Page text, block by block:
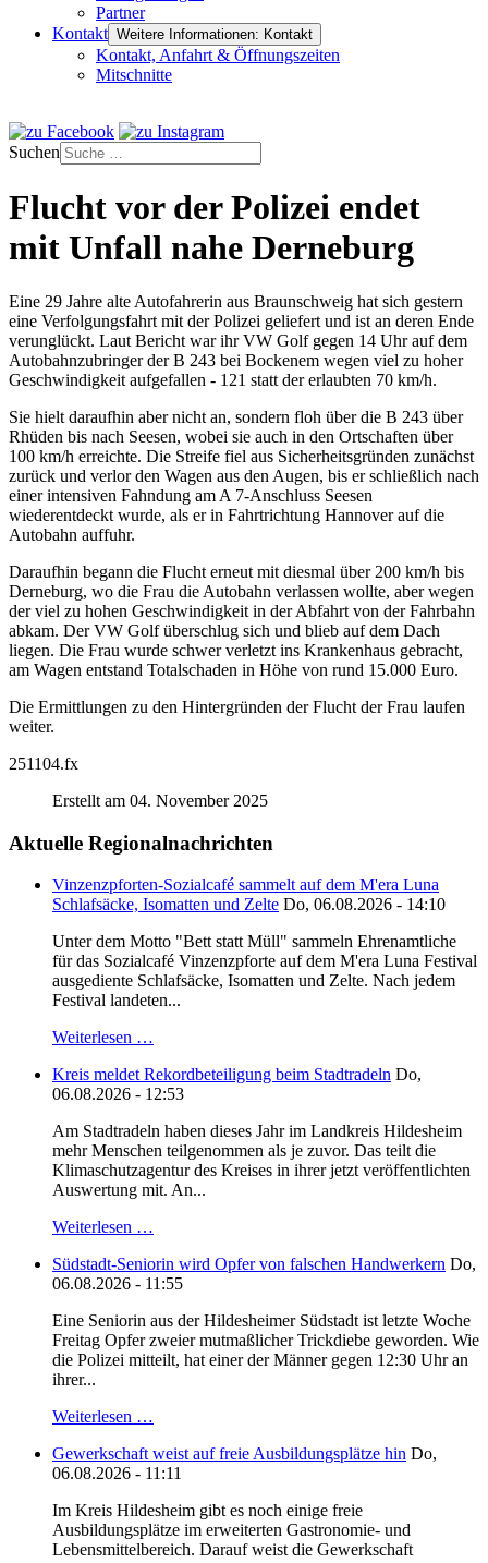
Partner
Kontakt Weitere Informationen: Kontakt
Kontakt, Anfahrt & Öffnungszeiten
Mitschnitte
Suchen
Flucht vor der Polizei endet
mit Unfall nahe Derneburg
Eine 29 Jahre alte Autofahrerin aus Braunschweig hat sich gestern
eine Verfolgungsfahrt mit der Polizei geliefert und ist an deren Ende
verunglückt. Laut Bericht war ihr VW Golf gegen 14 Uhr auf dem
Autobahnzubringer der B 243 bei Bockenem wegen viel zu hoher
Geschwindigkeit aufgefallen - 121 statt der erlaubten 70 km/h.
Sie hielt daraufhin aber nicht an, sondern floh über die B 243 über
Rhüden bis nach Seesen, wobei sie auch in den Ortschaften über
100 km/h erreichte. Die Streife fiel aus Sicherheitsgründen zunächst
zurück und verlor den Wagen aus den Augen, bis er schließlich nach
einer intensiven Fahndung am A 7-Anschluss Seesen
wiederentdeckt wurde, als er in Fahrtrichtung Hannover auf die
Autobahn auffuhr.
Daraufhin begann die Flucht erneut mit diesmal über 200 km/h bis
Derneburg, wo die Frau die Autobahn verlassen wollte, aber wegen
der viel zu hohen Geschwindigkeit in der Abfahrt von der Fahrbahn
abkam. Der VW Golf überschlug sich und blieb auf dem Dach
liegen. Die Frau wurde schwer verletzt ins Krankenhaus gebracht,
am Wagen entstand Totalschaden in Höhe von rund 15.000 Euro.
Die Ermittlungen zu den Hintergründen der Flucht der Frau laufen
weiter.
251104.fx
Erstellt am 04. November 2025
Aktuelle Regionalnachrichten
Vinzenzpforten-Sozialcafé sammelt auf dem M'era Luna
Schlafsäcke, Isomatten und Zelte Do, 06.08.2026 - 14:10
Unter dem Motto "Bett statt Müll" sammeln Ehrenamtliche
für das Sozialcafé Vinzenzpforte auf dem M'era Luna Festival
ausgediente Schlafsäcke, Isomatten und Zelte. Nach jedem
Festival landeten...
Weiterlesen …
Kreis meldet Rekordbeteiligung beim Stadtradeln Do,
06.08.2026 - 12:53
Am Stadtradeln haben dieses Jahr im Landkreis Hildesheim
mehr Menschen teilgenommen als je zuvor. Das teilt die
Klimaschutzagentur des Kreises in ihrer jetzt veröffentlichten
Auswertung mit. An...
Weiterlesen …
Südstadt-Seniorin wird Opfer von falschen Handwerkern Do,
06.08.2026 - 11:55
Eine Seniorin aus der Hildesheimer Südstadt ist letzte Woche
Freitag Opfer zweier mutmaßlicher Trickdiebe geworden. Wie
die Polizei mitteilt, hat einer der Männer gegen 12:30 Uhr an
ihrer...
Weiterlesen …
Gewerkschaft weist auf freie Ausbildungsplätze hin Do,
06.08.2026 - 11:11
Im Kreis Hildesheim gibt es noch einige freie
Ausbildungsplätze im erweiterten Gastronomie- und
Lebensmittelbereich. Darauf weist die Gewerkschaft